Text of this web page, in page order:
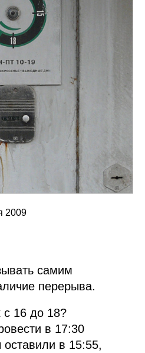
2009
самим
перерыва.
с 16 до 18?
в 17:30
в 15:55,